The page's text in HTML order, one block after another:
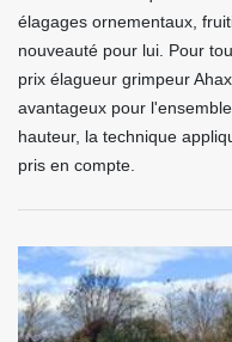
élagages ornementaux,
nouveauté pour lui. Pour
prix élagueur grimpeur
avantageux pour
hauteur, la technique
pris en compte.